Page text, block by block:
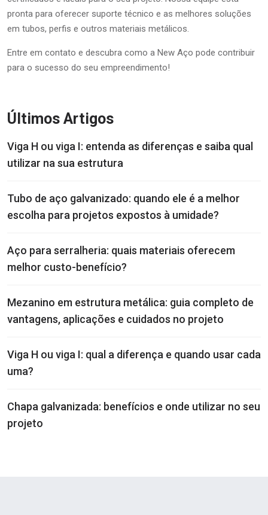
pronta para oferecer suporte técnico e as melhores soluções
em tubos, perfis e outros materiais metálicos.
Entre em contato e descubra como a New Aço pode contribuir
para o sucesso do seu empreendimento!
Últimos Artigos
Viga H ou viga I: entenda as diferenças e saiba qual
utilizar na sua estrutura
Tubo de aço galvanizado: quando ele é a melhor
escolha para projetos expostos à umidade?
Aço para serralheria: quais materiais oferecem
melhor custo-benefício?
Mezanino em estrutura metálica: guia completo de
vantagens, aplicações e cuidados no projeto
Viga H ou viga I: qual a diferença e quando usar cada
uma?
Chapa galvanizada: benefícios e onde utilizar no seu
projeto